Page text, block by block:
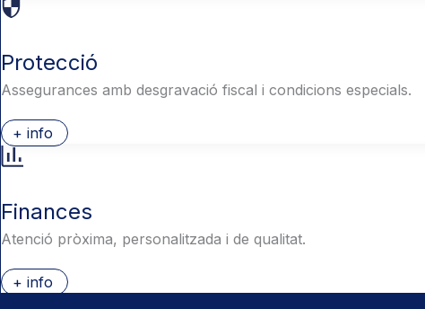
Protecció
Assegurances amb desgravació fiscal i condicions especials.
+ info
Finances
Atenció pròxima, personalitzada i de qualitat.
+ info